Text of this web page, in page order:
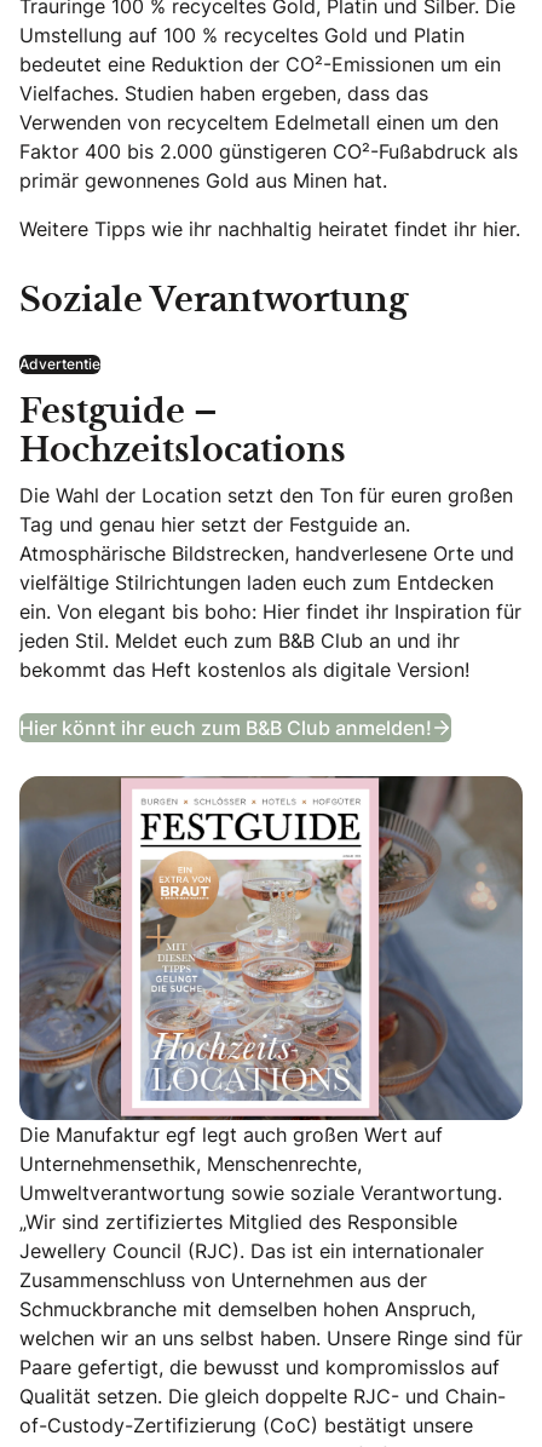
Trauringe 100 % recyceltes Gold, Platin und Silber. Die
Umstellung auf 100 % recyceltes Gold und Platin
bedeutet eine Reduktion der CO²-Emissionen um ein
Vielfaches. Studien haben ergeben, dass das
Verwenden von recyceltem Edelmetall einen um den
Faktor 400 bis 2.000 günstigeren CO²-Fußabdruck als
primär gewonnenes Gold aus Minen hat.
Weitere Tipps wie ihr nachhaltig heiratet findet ihr hier.
Soziale Verantwortung
Advertentie
Festguide –
Hochzeitslocations
Die Wahl der Location setzt den Ton für euren großen
Tag und genau hier setzt der Festguide an.
Atmosphärische Bildstrecken, handverlesene Orte und
vielfältige Stilrichtungen laden euch zum Entdecken
ein. Von elegant bis boho: Hier findet ihr Inspiration für
jeden Stil. Meldet euch zum B&B Club an und ihr
bekommt das Heft kostenlos als digitale Version!
Hier könnt ihr euch zum B&B Club anmelden!
Die Manufaktur egf legt auch großen Wert auf
Unternehmensethik, Menschenrechte,
Umweltverantwortung sowie soziale Verantwortung.
„Wir sind zertifiziertes Mitglied des Responsible
Jewellery Council (RJC). Das ist ein internationaler
Zusammenschluss von Unternehmen aus der
Schmuckbranche mit demselben hohen Anspruch,
welchen wir an uns selbst haben. Unsere Ringe sind für
Paare gefertigt, die bewusst und kompromisslos auf
Qualität setzen. Die gleich doppelte RJC- und Chain-
of-Custody-Zertifizierung (CoC) bestätigt unsere